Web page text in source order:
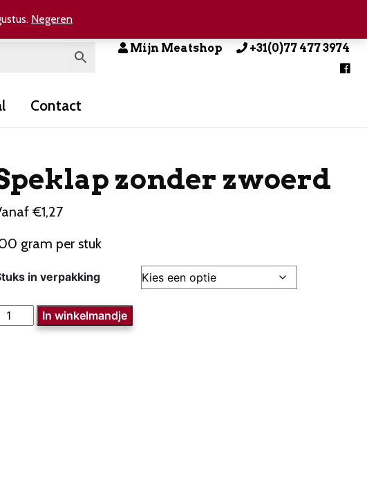
Mijn Meatshop +31(0)77 477 3974
Contact
zonder zwoerd
€1,27
gram per stuk
in verpakking
Speklap
In winkelmandje
Negeren